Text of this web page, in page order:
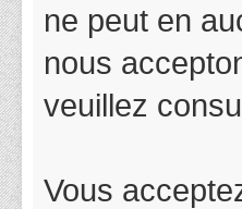
ne peut en
nous
veuillez
Vous